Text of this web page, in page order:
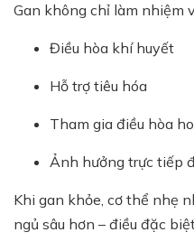
Gan không chỉ làm nhiệm
Điều hòa khí huyết
Hỗ trợ tiêu hóa
Tham gia điều hòa
Ảnh hưởng trực tiếp
Khi gan khỏe, cơ thể nhẹ
ngủ sâu hơn – điều đặc